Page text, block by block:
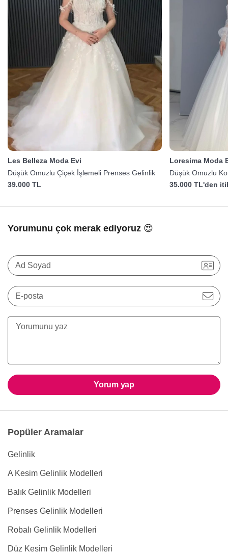
Les Belleza Moda Evi
Düşük Omuzlu Çiçek İşlemeli Prenses Gelinlik
39.000 TL
Loresima Moda
Düşük Omuzlu
35.000 TL'den
Yorumunu çok merak ediyoruz 😍
Ad Soyad
E-posta
Yorum yap
Popüler Aramalar
Gelinlik
A Kesim Gelinlik Modelleri
Balık Gelinlik Modelleri
Prenses Gelinlik Modelleri
Robalı Gelinlik Modelleri
Düz Kesim Gelinlik Modelleri